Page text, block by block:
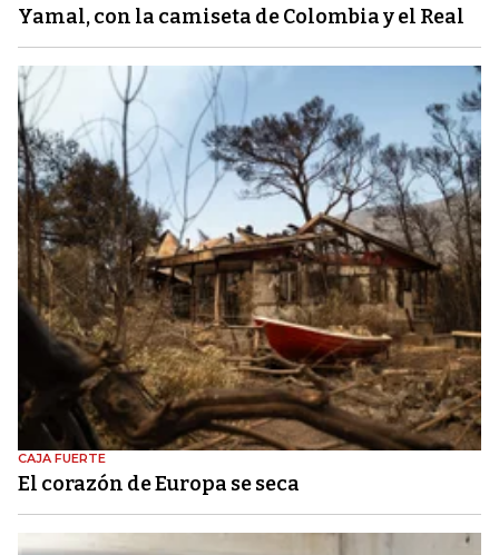
Yamal, con la camiseta de Colombia y el Real
CAJA FUERTE
El corazón de Europa se seca